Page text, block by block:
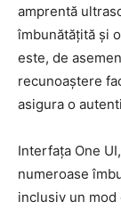
amprentă
îmbunătățită și
este, de
recunoaștere
asigura o
Interfața One
numeroase
inclusiv un